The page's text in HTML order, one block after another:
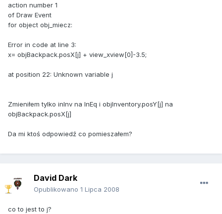
action number 1
of Draw Event
for object obj_miecz:
Error in code at line 3:
x= objBackpack.posX[j] + view_xview[0]-3.5;
at position 22: Unknown variable j
Zmieniłem tylko inInv na InEq i objInventory.posY[j] na
objBackpack.posX[j]
Da mi ktoś odpowiedź co pomieszałem?
David Dark
Opublikowano 1 Lipca 2008
co to jest to j?